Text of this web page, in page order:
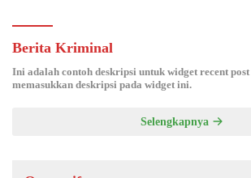
Berita Kriminal
Ini adalah contoh deskripsi untuk widget recent
memasukkan deskripsi pada widget ini.
Selengkapnya